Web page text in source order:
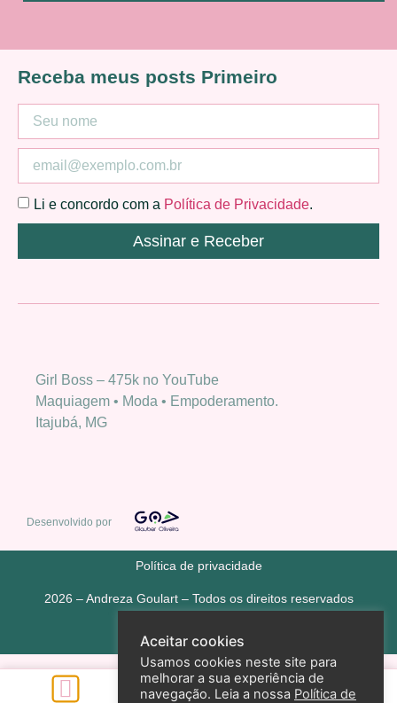
Girl Boss – 475k no YouTube
Maquiagem • Moda • Empoderamento.
Itajubá, MG
Receba meus posts Primeiro
Li e concordo com a Política de Privacidade.
Assinar e Receber
Desenvolvido por
Política de privacidade
2026 – Andreza Goulart – Todos os direitos reservados
Aceitar cookies
Usamos cookies neste site para
melhorar a sua experiência de
navegação. Leia a nossa Política de